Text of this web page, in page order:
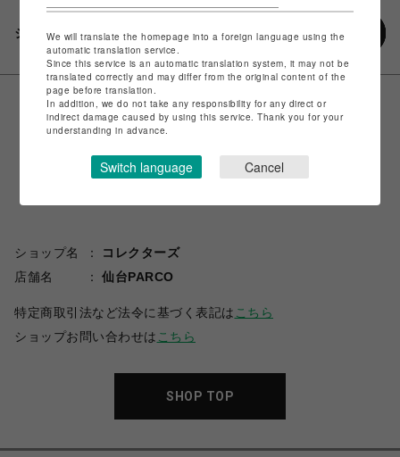
シェアする
ショップ名
コレクターズ
店舗名
仙台PARCO
特定商取引法など法令に基づく表記は こちら
ショップお問い合わせは こちら
SHOP TOP
We will translate the homepage into a foreign language using the
automatic translation service.
Since this service is an automatic translation system, it may not be
translated correctly and may differ from the original content of the
page before translation.
In addition, we do not take any responsibility for any direct or
indirect damage caused by using this service. Thank you for your
understanding in advance.
Switch language Cancel